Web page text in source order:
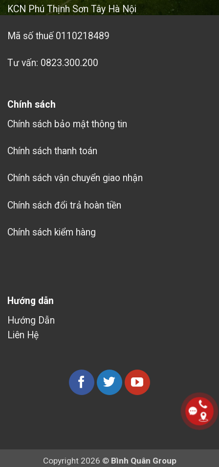
KCN Phú Thịnh Sơn Tây Hà Nội
Mã số thuế 0110218489
Tư vấn: 0823.300.200
Chính sách
Chính sách bảo mật thông tin
Chính sách thanh toán
Chính sách vận chuyển giao nhận
Chính sách đổi trả hoàn tiền
Chính sách kiểm hàng
Hướng dẫn
Hướng Dẫn
Liên Hệ
Copyright 2026 © Bình Quân Group